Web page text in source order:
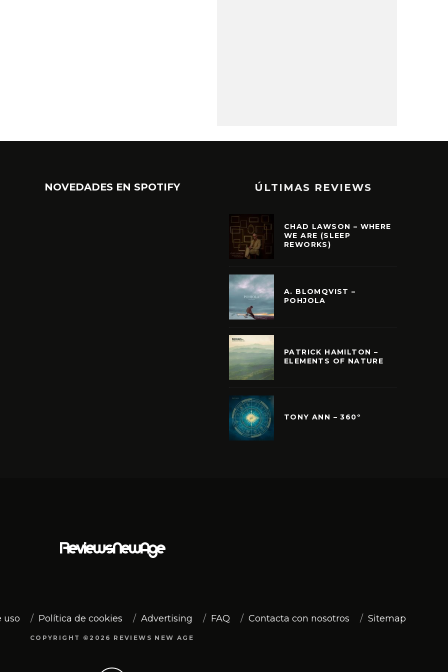
¿POR QUÉ LA MÚSICA DE
LUDOVICO EINAUDI NO ES
MÚSICA CLÁSICA?
NOVEDADES EN SPOTIFY ÚLTIMAS REVIEWS
CHAD LAWSON – WHERE
WE ARE (SLEEP
REWORKS)
A. BLOMQVIST –
POHJOLA
PATRICK HAMILTON –
ELEMENTS OF NATURE
TONY ANN – 360º
uso Política de cookies Advertising FAQ Contacta con nosotros Sitemap
COPYRIGHT ©2026 REVIEWS NEW AGE